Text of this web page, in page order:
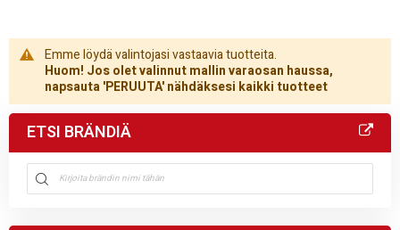
Emme löydä valintojasi vastaavia tuotteita.
Huom! Jos olet valinnut mallin varaosan haussa,
napsauta 'PERUUTA' nähdäksesi kaikki tuotteet
ETSI BRÄNDIÄ